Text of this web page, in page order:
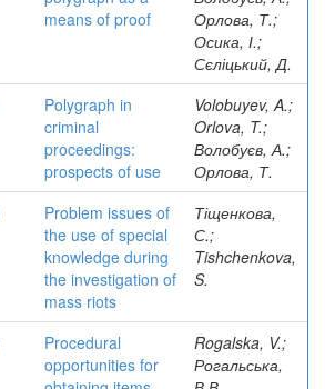
means of proof
Орлова, Т.;
Осика, І.;
Сєліцький, Д.
Polygraph in
criminal
proceedings:
prospects of use
Volobuyev, A.;
Orlova, T.;
Волобуєв, А.;
Орлова, Т.
Problem issues of
the use of special
knowledge during
the investigation of
mass riots
Тіщенкова,
С.;
Tishchenkova,
S.
Procedural
opportunities for
Rogalska, V.;
Рогальська,